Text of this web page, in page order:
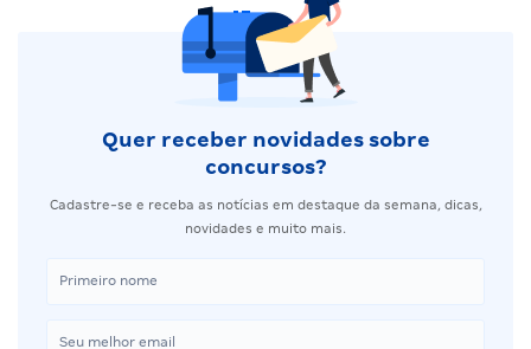
Quer receber novidades sobre
concursos?
Cadastre-se e receba as notícias em destaque da semana, dicas,
novidades e muito mais.